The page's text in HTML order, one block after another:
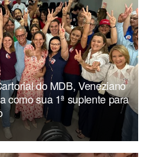
do MDB, Veneziano
como sua 1ª suplente para